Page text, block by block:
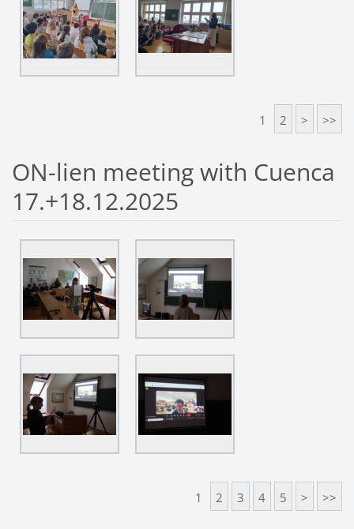
1 2 > >>
ON-lien meeting with Cuenca
17.+18.12.2025
1 2 3 4 5 > >>